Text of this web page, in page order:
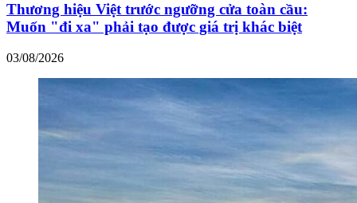
Thương hiệu Việt trước ngưỡng cửa toàn cầu:
Muốn "đi xa" phải tạo được giá trị khác biệt
03/08/2026